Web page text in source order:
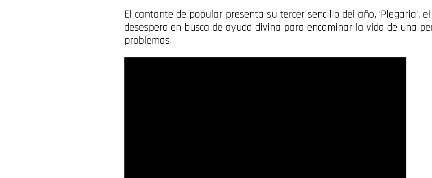
El cantante de popular presenta su tercer sencillo del año, ‘Plegaria’,
desespero en busca de ayuda divina para encaminar la vida de una
problemas.